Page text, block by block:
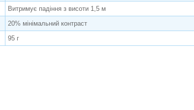
Витримує падіння з висоти 1,5 м
20% мінімальний контраст
95 г